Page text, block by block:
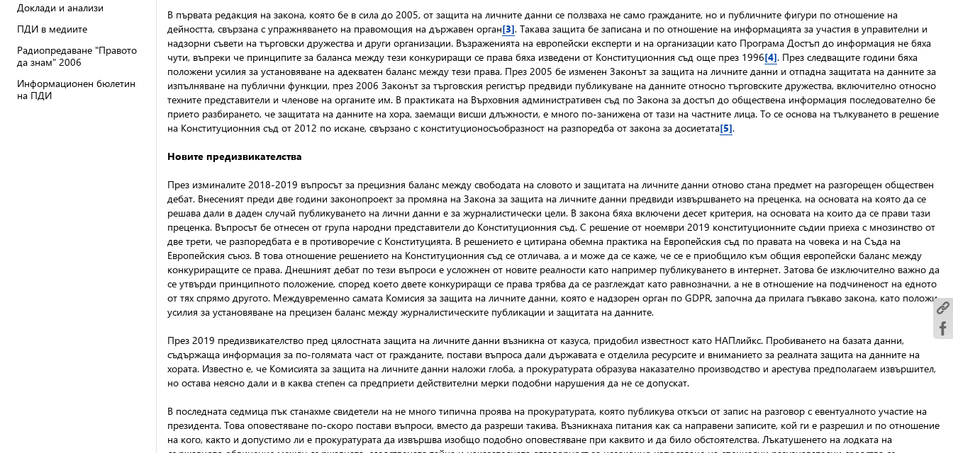
Доклади и анализи
ПДИ в медиите
Радиопредаване "Правото
да знам" 2006
Информационен бюлетин
на ПДИ
В първата редакция на закона, която бе в сила до 2005, от защита на личните данни се ползваха не само гражданите, но и публичните фигури по отношение на
дейността, свързана с упражняването на правомощия на държавен орган[3]. Такава защита бе записана и по отношение на информацията за участия в управителни и
надзорни съвети на търговски дружества и други организации. Възраженията на европейски експерти и на организации като Програма Достъп до информация не бяха
чути, въпреки че принципите за баланса между тези конкуриращи се права бяха изведени от Конституционния съд още през 1996[4]. През следващите години бяха
положени усилия за установяване на адекватен баланс между тези права. През 2005 бе изменен Законът за защита на личните данни и отпадна защитата на данните за
изпълняване на публични функции, през 2006 Законът за търговския регистър предвиди публикуване на данните относно търговските дружества, включително относно
техните представители и членове на органите им. В практиката на Върховния административен съд по Закона за достъп до обществена информация последователно бе
прието разбирането, че защитата на данните на хора, заемащи висши длъжности, е много по-занижена от тази на частните лица. То се основа на тълкуването в решение
на Конституционния съд от 2012 по искане, свързано с конституционосъобразност на разпоредба от закона за досиетата[5].
Новите предизвикателства
През изминалите 2018-2019 въпросът за прецизния баланс между свободата на словото и защитата на личните данни отново стана предмет на разгорещен обществен
дебат. Внесеният преди две години законопроект за промяна на Закона за защита на личните данни предвиди извършването на преценка, на основата на която да се
решава дали в даден случай публикуването на лични данни е за журналистически цели. В закона бяха включени десет критерия, на основата на които да се прави тази
преценка. Въпросът бе отнесен от група народни представители до Конституционния съд. С решение от ноември 2019 конституционните съдии приеха с мнозинство от
две трети, че разпоредбата е в противоречие с Конституцията. В решението е цитирана обемна практика на Европейския съд по правата на човека и на Съда на
Европейския съюз. В това отношение решението на Конституционния съд се отличава, а и може да се каже, че се е приобщило към общия европейски баланс между
конкуриращите се права. Днешният дебат по тези въпроси е усложнен от новите реалности като например публикуването в интернет. Затова бе изключително важно да
се утвърди принципното положение, според което двете конкуриращи се права трябва да се разглеждат като равнозначни, а не в отношение на подчиненост на едното
от тях спрямо другото. Междувременно самата Комисия за защита на личните данни, която е надзорен орган по GDPR, започна да прилага гъвкаво закона, като положи
усилия за установяване на прецизен баланс между журналистическите публикации и защитата на данните.
През 2019 предизвикателство пред цялостната защита на личните данни възникна от казуса, придобил известност като НАПлийкс. Пробиването на базата данни,
съдържаща информация за по-голямата част от гражданите, постави въпроса дали държавата е отделила ресурсите и вниманието за реалната защита на данните на
хората. Известно е, че Комисията за защита на личните данни наложи глоба, а прокуратурата образува наказателно производство и арестува предполагаем извършител,
но остава неясно дали и в каква степен са предприети действителни мерки подобни нарушения да не се допускат.
В последната седмица пък станахме свидетели на не много типична проява на прокуратурата, която публикува откъси от запис на разговор с евентуалното участие на
президента. Това оповестяване по-скоро постави въпроси, вместо да разреши такива. Възникнаха питания как са направени записите, кой ги е разрешил и по отношение
на кого, както и допустимо ли е прокуратурата да извършва изобщо подобно оповестяване при каквито и да било обстоятелства. Лъкатушенето на лодката на